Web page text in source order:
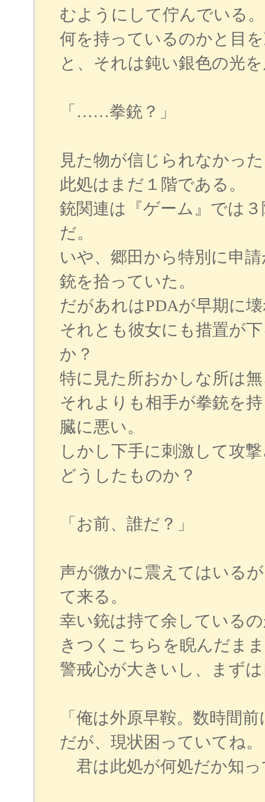
むようにして佇んでいる。
何を持っているのかと目
と、それは鈍い銀色の光
「……拳銃？」
見た物が信じられなかっ
此処はまだ１階である。
銃関連は『ゲーム』では
だ。
いや、郷田から特別に申
銃を拾っていた。
だがあれはPDAが早期に
それとも彼女にも措置が
か？
特に見た所おかしな所は
それよりも相手が拳銃を
臓に悪い。
しかし下手に刺激して攻
どうしたものか？
「お前、誰だ？」
声が微かに震えてはいる
て来る。
幸い銃は持て余している
きつくこちらを睨んだま
警戒心が大きいし、まず
「俺は外原早鞍。数時間
だが、現状困っていてね。
君は此処が何処だか知